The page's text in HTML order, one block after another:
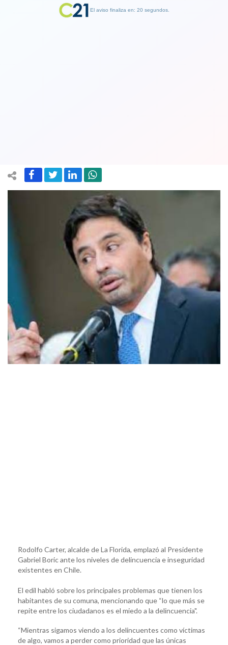
Rodolfo Carter, alcalde de La Florida, emplazó al Presidente
Gabriel Boric ante los niveles de delincuencia e inseguridad
existentes en Chile.
El edil habló sobre los principales problemas que tienen los
habitantes de su comuna, mencionando que “lo que más se
repite entre los ciudadanos es el miedo a la delincuencia".
“Mientras sigamos viendo a los delincuentes como víctimas
de algo, vamos a perder como prioridad que las únicas
El aviso finaliza en: 19 segundos.